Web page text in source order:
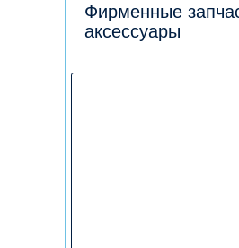
Фирменные
аксессуары